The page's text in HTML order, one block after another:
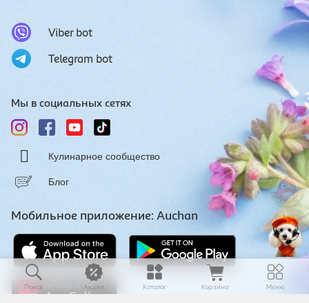
Viber bot
Telegram bot
Мы в социальных сетях
Кулинарное сообщество
Блог
Мобильное приложение: Auchan
Поиск Акции Каталог Корзина Меню